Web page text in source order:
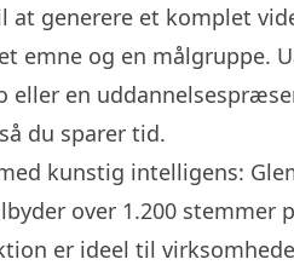
at generere et komplet
emne og en målgruppe.
eller en
du sparer tid.
kunstig intelligens:
over 1.200 stemmer
er ideel til